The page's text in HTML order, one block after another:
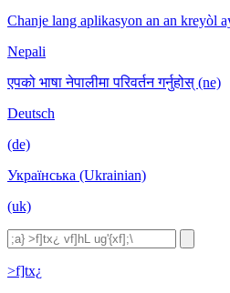
Chanje lang aplikasyon an an kreyòl
Nepali
एपको भाषा नेपालीमा परिवर्तन गर्नुहोस् (ne)
Deutsch
(de)
Українська (Ukrainian)
(uk)
>f]tx¿